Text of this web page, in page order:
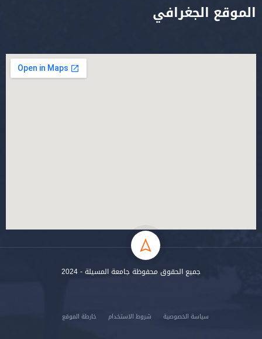
الموقع الجغرافي
جميع الحقوق محفوظة جامعة المسيلة - 2024
سياسة الخصوصية شروط الاستخدام خارطة الموقع